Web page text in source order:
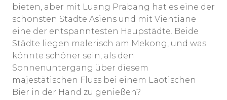
bieten, aber mit Luang Prabang hat es eine der
schönsten Städte Asiens und mit Vientiane
eine der entspanntesten Haupstädte. Beide
Städte liegen malerisch am Mekong, und was
könnte schöner sein, als den
Sonnenuntergang über diesem
majestätischen Fluss bei einem Laotischen
Bier in der Hand zu genießen?